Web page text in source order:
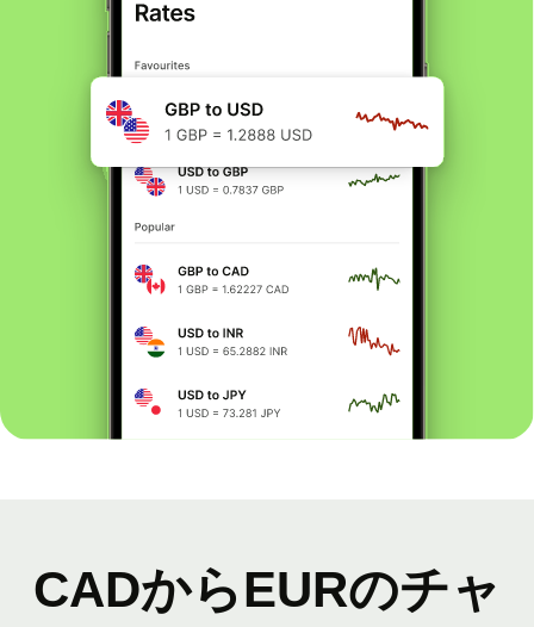
CADからEURのチャ